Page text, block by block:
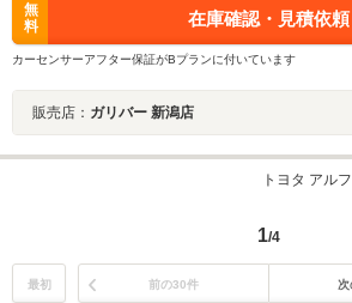
無
料
在庫確認・見積依頼
カーセンサーアフター保証がBプランに付いています
販売店： ガリバー 新潟店
トヨタ アル
1/4
最初 前の30件 次